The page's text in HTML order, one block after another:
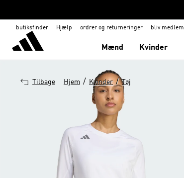
butiksfinder Hjælp ordrer og returneringer bliv medlem
Mænd Kvinder
Tilbage Hjem / Kvinder / Tøj